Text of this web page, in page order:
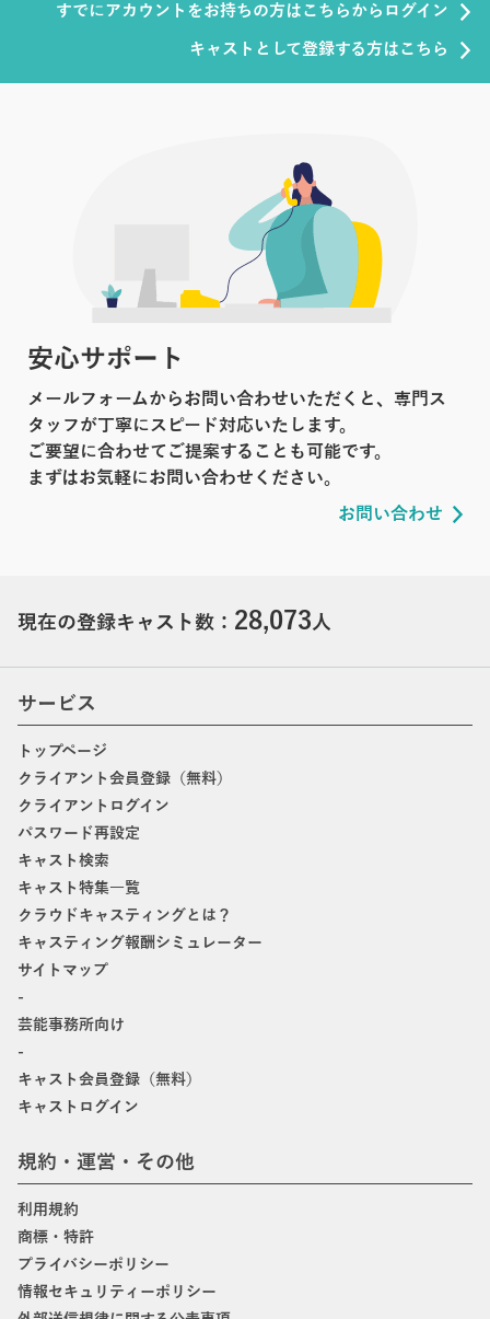
すでにアカウントをお持ちの方はこちらからログイン
キャストとして登録する方はこちら
安心サポート
メールフォームからお問い合わせいただくと、専門ス
タッフが丁寧にスピード対応いたします。
ご要望に合わせてご提案することも可能です。
まずはお気軽にお問い合わせください。
お問い合わせ
現在の登録キャスト数： 28,073人
サービス
トップページ
クライアント会員登録（無料）
クライアントログイン
パスワード再設定
キャスト検索
キャスト特集一覧
クラウドキャスティングとは？
キャスティング報酬シミュレーター
サイトマップ
-
芸能事務所向け
-
キャスト会員登録（無料）
キャストログイン
規約・運営・その他
利用規約
商標・特許
プライバシーポリシー
情報セキュリティーポリシー